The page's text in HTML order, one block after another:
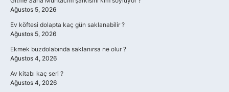
Ağustos 5, 2026
Ev köftesi dolapta kaç gün saklanabilir ?
Ağustos 5, 2026
Ekmek buzdolabında saklanırsa ne olur ?
Ağustos 4, 2026
Av kitabı kaç seri ?
Ağustos 4, 2026